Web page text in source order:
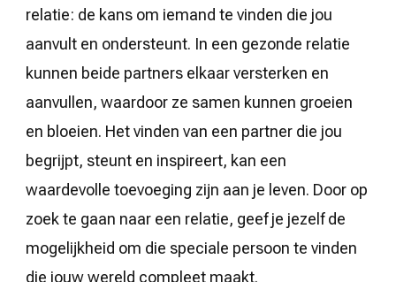
relatie: de kans om iemand te vinden die jou
aanvult en ondersteunt. In een gezonde relatie
kunnen beide partners elkaar versterken en
aanvullen, waardoor ze samen kunnen groeien
en bloeien. Het vinden van een partner die jou
begrijpt, steunt en inspireert, kan een
waardevolle toevoeging zijn aan je leven. Door op
zoek te gaan naar een relatie, geef je jezelf de
mogelijkheid om die speciale persoon te vinden
die jouw wereld compleet maakt.